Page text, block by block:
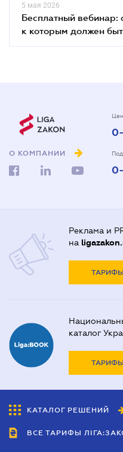
5 мая 2026
Бесплатный
к которым должен
О КОМПАНИИ
Реклама и
на
ТАРИФЫ
каталог
ТАРИФЫ
КАТАЛОГ РЕШЕНИЙ
ВСЕ ТАРИФЫ